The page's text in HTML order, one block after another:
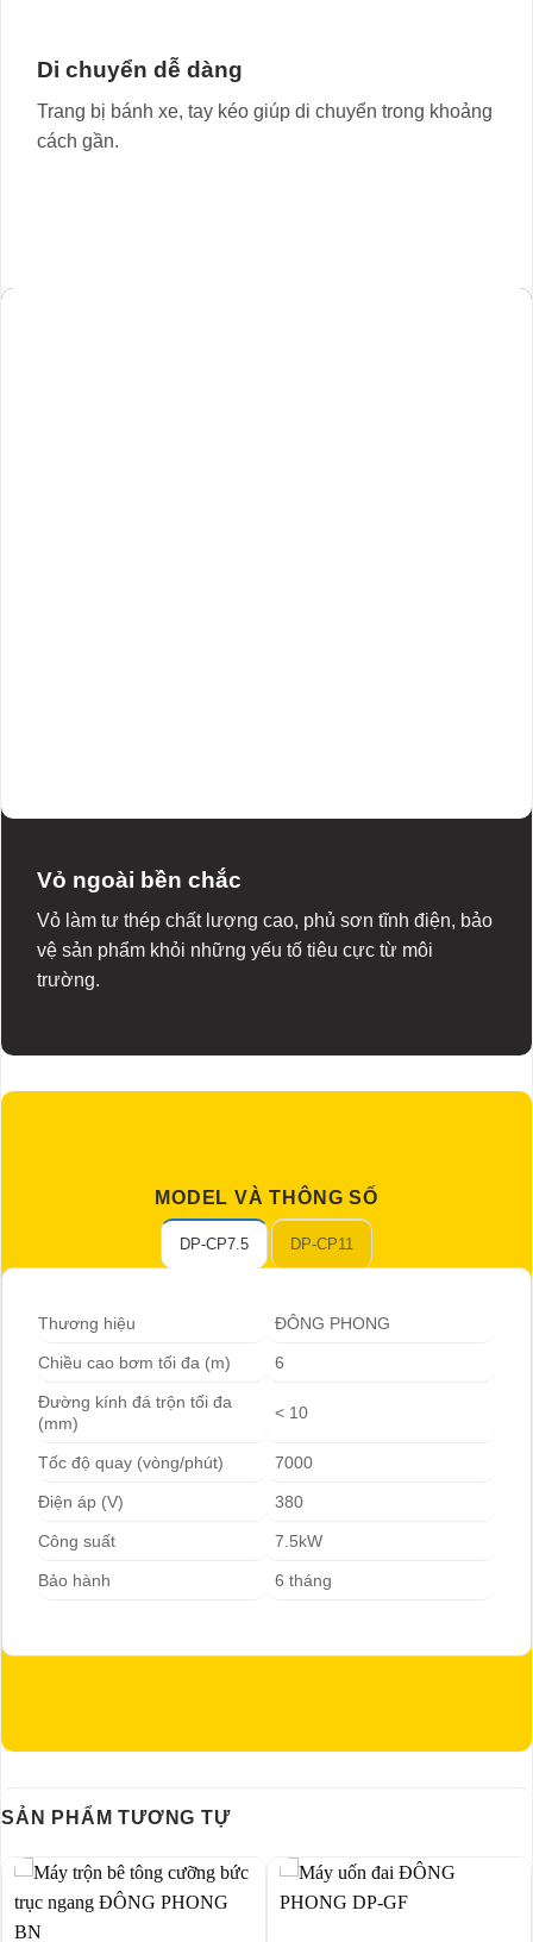
Di chuyển dễ dàng
Trang bị bánh xe, tay kéo giúp di chuyển trong khoảng
cách gần.
Vỏ ngoài bền chắc
Vỏ làm tư thép chất lượng cao, phủ sơn tĩnh điện, bảo
vệ sản phẩm khỏi những yếu tố tiêu cực từ môi
trường.
MODEL VÀ THÔNG SỐ
DP-CP7.5 DP-CP11
Thương hiệu ĐÔNG PHONG
Chiều cao bơm tối đa (m) 6
Đường kính đá trộn tối đa
(mm)
< 10
Tốc độ quay (vòng/phút) 7000
Điện áp (V) 380
Công suất 7.5kW
Bảo hành 6 tháng
SẢN PHẨM TƯƠNG TỰ